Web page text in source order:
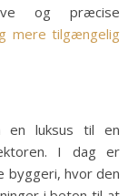
og præcise
mere tilgængelig
en luksus til en
I dag er
byggeri, hvor den